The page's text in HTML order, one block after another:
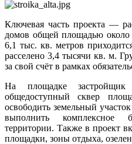
Ключевая часть проекта —
домов общей площадью
6,1 тыс. кв. метров
расселено 3,4 тысячи кв. м.
за свой счёт в рамках
На площадке застройщик
общедоступный сквер
освободить земельный
выполнить комплексное
территории. Также в проект
площадки, зоны отдыха,